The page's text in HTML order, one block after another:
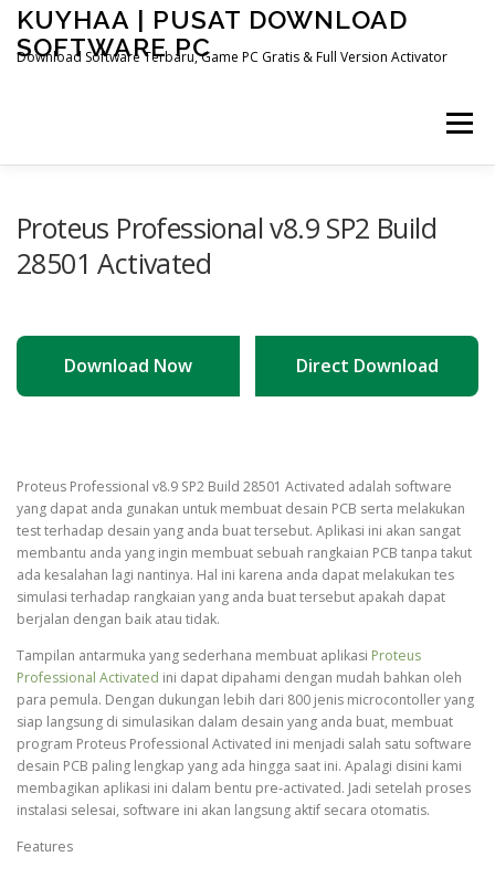
Skip
content
KUYHAA | PUSAT DOWNLOAD
SOFTWARE PC
Download Software Terbaru, Game PC Gratis & Full Version Activator
Menu
Proteus Professional v8.9 SP2 Build
28501 Activated
Download Now Direct Download
Proteus Professional v8.9 SP2 Build 28501 Activated adalah software
yang dapat anda gunakan untuk membuat desain PCB serta melakukan
test terhadap desain yang anda buat tersebut. Aplikasi ini akan sangat
membantu anda yang ingin membuat sebuah rangkaian PCB tanpa takut
ada kesalahan lagi nantinya. Hal ini karena anda dapat melakukan tes
simulasi terhadap rangkaian yang anda buat tersebut apakah dapat
berjalan dengan baik atau tidak.
Tampilan antarmuka yang sederhana membuat aplikasi Proteus
Professional Activated ini dapat dipahami dengan mudah bahkan oleh
para pemula. Dengan dukungan lebih dari 800 jenis microcontoller yang
siap langsung di simulasikan dalam desain yang anda buat, membuat
program Proteus Professional Activated ini menjadi salah satu software
desain PCB paling lengkap yang ada hingga saat ini. Apalagi disini kami
membagikan aplikasi ini dalam bentu pre-activated. Jadi setelah proses
instalasi selesai, software ini akan langsung aktif secara otomatis.
Features